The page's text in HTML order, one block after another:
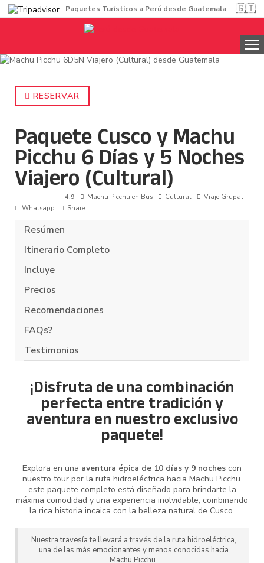
Paquetes Turísticos a Perú desde Guatemala 🇬🇹
RESERVAR
Paquete Cusco y Machu
Picchu 6 Días y 5 Noches
Viajero (Cultural)
4.9 Machu Picchu en Bus Cultural
Viaje Grupal
Whatsapp
Share
Resúmen
Itinerario Completo
Incluye
Precios
Recomendaciones
FAQs?
Testimonios
¡Disfruta de una combinación
perfecta entre tradición y
aventura en nuestro exclusivo
paquete!
Explora en una aventura épica de 10 días y 9 noches con
nuestro tour por la ruta hidroeléctrica hacia Machu Picchu.
este paquete completo está diseñado para brindarte la
máxima comodidad y una experiencia inolvidable, combinando
la rica historia incaica con la belleza natural de Cusco.
Nuestra travesía te llevará a través de la ruta hidroeléctrica,
una de las más emocionantes y menos conocidas hacia
Machu Picchu.